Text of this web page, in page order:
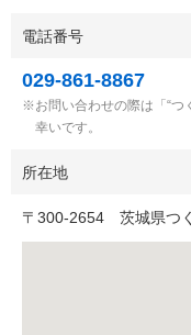
電話番号
029-861-8867
お問い合わせの際は「“
幸いです。
所在地
〒 300-2654 茨城県つ